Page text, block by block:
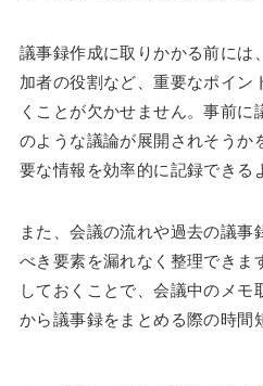
議事録作成に取りかかる前には
加者の役割など、重要なポイン
くことが欠かせません。事前
のような議論が展開されそうか
要な情報を効率的に記録できる
また、会議の流れや過去の議事
べき要素を漏れなく整理できま
しておくことで、会議中のメモ
から議事録をまとめる際の時間